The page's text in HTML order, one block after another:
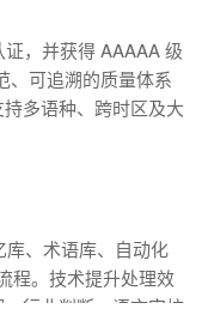
，并获得 AAAAA 级
、可追溯的质量体系
多语种、跨时区及大
、术语库、自动化
程。技术提升处理效
行业判断、语言审校